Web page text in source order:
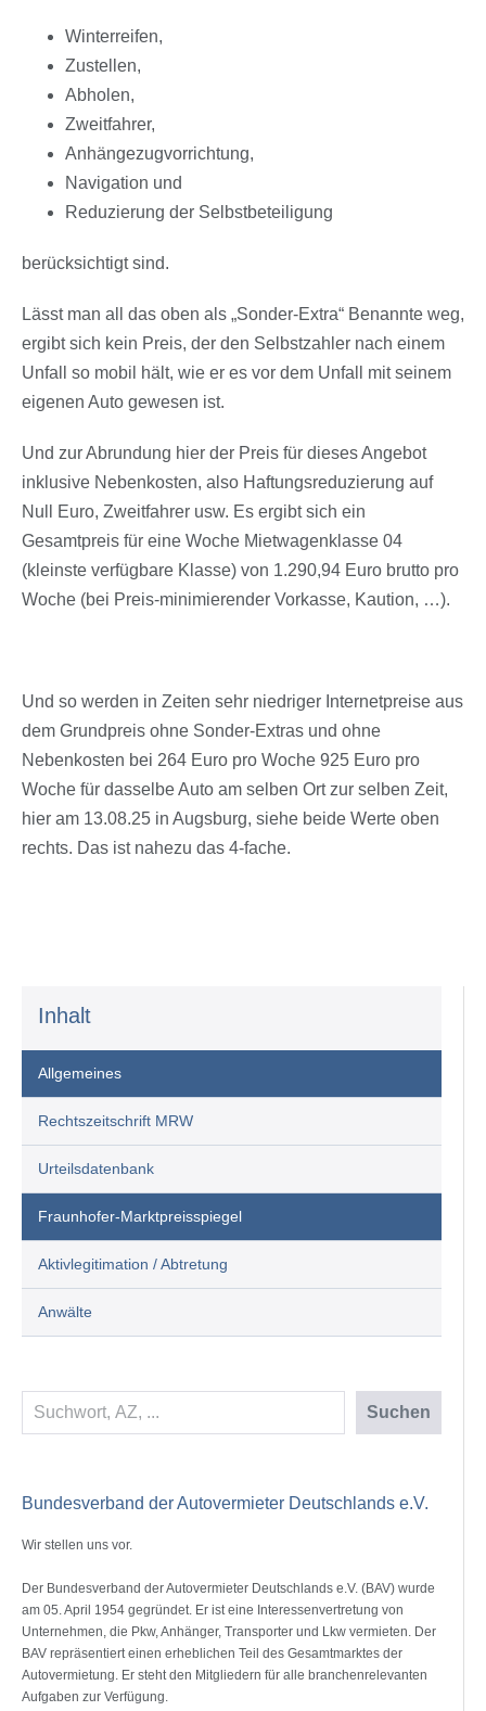
Inhalt
Allgemeines
Rechtszeitschrift MRW
Urteilsdatenbank
Fraunhofer-Marktpreisspiegel
Aktivlegitimation / Abtretung
Anwälte
Suchen Suchen
Bundesverband der Autovermieter Deutschlands e.V.
Wir stellen uns vor.
Der Bundesverband der Autovermieter Deutschlands e.V. (BAV) wurde
am 05. April 1954 gegründet. Er ist eine Interessenvertretung von
Unternehmen, die Pkw, Anhänger, Transporter und Lkw vermieten. Der
BAV repräsentiert einen erheblichen Teil des Gesamtmarktes der
Autovermietung. Er steht den Mitgliedern für alle branchenrelevanten
Aufgaben zur Verfügung.
Winterreifen,
Zustellen,
Abholen,
Zweitfahrer,
Anhängezugvorrichtung,
Navigation und
Reduzierung der Selbstbeteiligung
berücksichtigt sind.
Lässt man all das oben als „Sonder-Extra“ Benannte weg,
ergibt sich kein Preis, der den Selbstzahler nach einem
Unfall so mobil hält, wie er es vor dem Unfall mit seinem
eigenen Auto gewesen ist.
Und zur Abrundung hier der Preis für dieses Angebot
inklusive Nebenkosten, also Haftungsreduzierung auf
Null Euro, Zweitfahrer usw. Es ergibt sich ein
Gesamtpreis für eine Woche Mietwagenklasse 04
(kleinste verfügbare Klasse) von 1.290,94 Euro brutto pro
Woche (bei Preis-minimierender Vorkasse, Kaution, …).
Und so werden in Zeiten sehr niedriger Internetpreise aus
dem Grundpreis ohne Sonder-Extras und ohne
Nebenkosten bei 264 Euro pro Woche 925 Euro pro
Woche für dasselbe Auto am selben Ort zur selben Zeit,
hier am 13.08.25 in Augsburg, siehe beide Werte oben
rechts. Das ist nahezu das 4-fache.